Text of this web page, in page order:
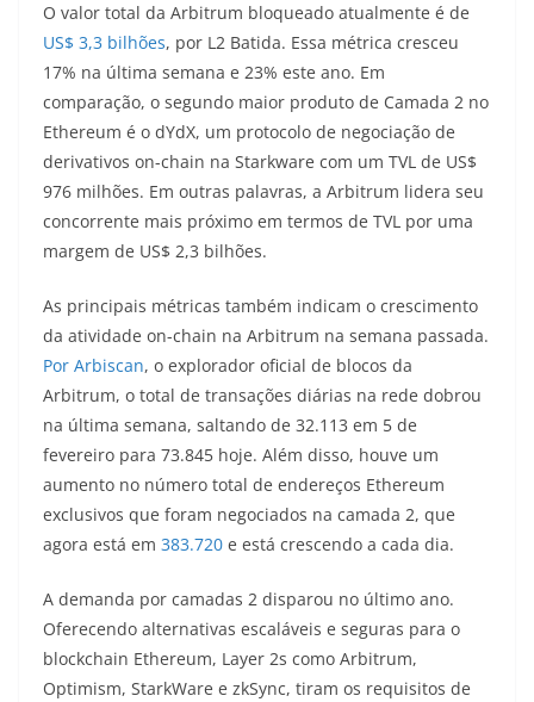
O valor total da Arbitrum bloqueado atualmente é de
US$ 3,3 bilhões, por L2 Batida. Essa métrica cresceu
17% na última semana e 23% este ano. Em
comparação, o segundo maior produto de Camada 2 no
Ethereum é o dYdX, um protocolo de negociação de
derivativos on-chain na Starkware com um TVL de US$
976 milhões. Em outras palavras, a Arbitrum lidera seu
concorrente mais próximo em termos de TVL por uma
margem de US$ 2,3 bilhões.
As principais métricas também indicam o crescimento
da atividade on-chain na Arbitrum na semana passada.
Por Arbiscan, o explorador oficial de blocos da
Arbitrum, o total de transações diárias na rede dobrou
na última semana, saltando de 32.113 em 5 de
fevereiro para 73.845 hoje. Além disso, houve um
aumento no número total de endereços Ethereum
exclusivos que foram negociados na camada 2, que
agora está em 383.720 e está crescendo a cada dia.
A demanda por camadas 2 disparou no último ano.
Oferecendo alternativas escaláveis ​​e seguras para o
blockchain Ethereum, Layer 2s como Arbitrum,
Optimism, StarkWare e zkSync, tiram os requisitos de